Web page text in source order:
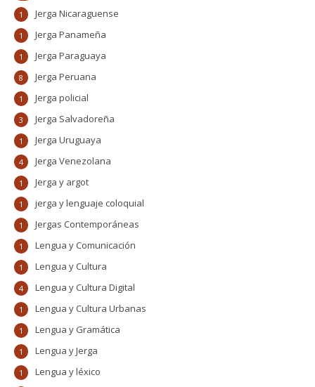
Jerga Nicaraguense
1
Jerga Panameña
1
Jerga Paraguaya
1
Jerga Peruana
8
Jerga policial
1
Jerga Salvadoreña
3
Jerga Uruguaya
1
Jerga Venezolana
4
Jerga y argot
1
jerga y lenguaje coloquial
1
Jergas Contemporáneas
1
Lengua y Comunicación
1
Lengua y Cultura
1
Lengua y Cultura Digital
4
Lengua y Cultura Urbanas
1
Lengua y Gramática
1
Lengua y Jerga
1
Lengua y léxico
1